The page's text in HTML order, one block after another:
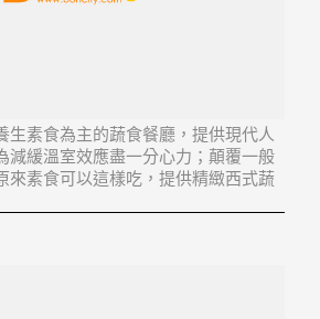
生素食為主的蔬食餐廳，提供現代人
減緩溫室效應盡一分心力；顛覆一般
來素食可以這樣吃，提供精緻西式蔬